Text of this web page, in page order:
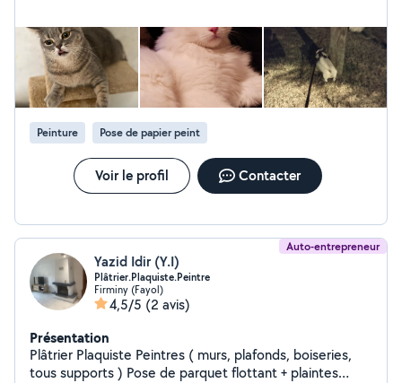
Peinture Pose de papier peint
Voir le profil Contacter
Auto-entrepreneur
Yazid Idir (Y.I)
Plâtrier.Plaquiste.Peintre
Firminy (Fayol)
4,5/5 (2 avis)
Présentation
Plâtrier Plaquiste Peintres ( murs, plafonds, boiseries,
tous supports ) Pose de parquet flottant + plaintes